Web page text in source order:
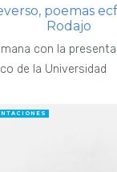
poemas
Rodajo
con la
de la Universidad